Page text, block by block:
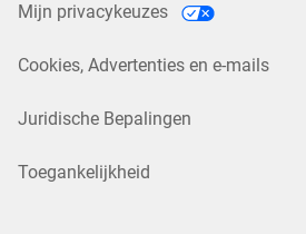
Mijn privacykeuzes
Cookies, Advertenties en e-mails
Juridische Bepalingen
Toegankelijkheid